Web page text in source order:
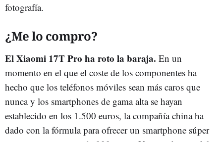
fotografía.
¿Me lo compro?
El Xiaomi 17T Pro ha roto la baraja. En un
momento en el que el coste de los componentes ha
hecho que los teléfonos móviles sean más caros que
nunca y los smartphones de gama alta se hayan
establecido en los 1.500 euros, la compañía china ha
dado con la fórmula para ofrecer un smartphone súper